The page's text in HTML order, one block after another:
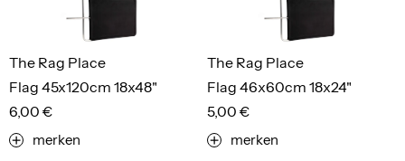
Flag 45x120cm 18x48"
The Rag Place
6,00 €
merken
Flag 46x60cm 18x24"
The Rag Place
5,00 €
merken